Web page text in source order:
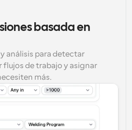
basada en
análisis para detectar
flujos de trabajo y asignar
más.